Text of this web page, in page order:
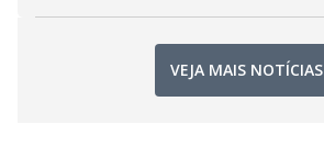
VEJA MAIS NOTÍCIAS